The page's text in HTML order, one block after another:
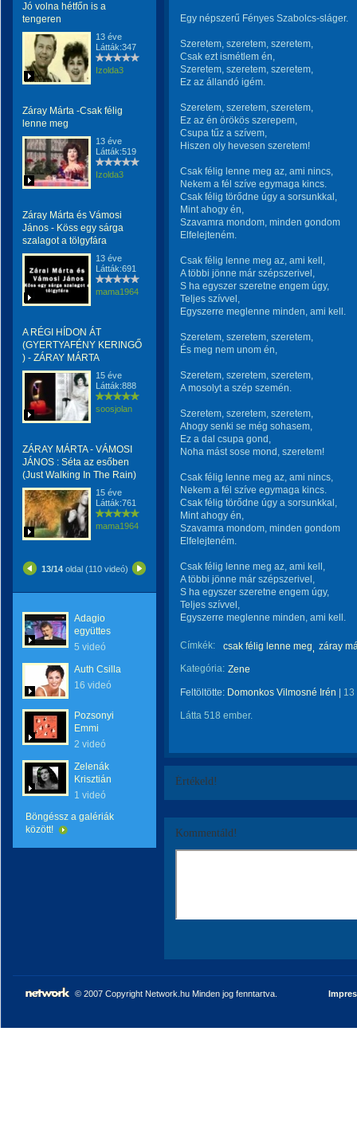
Jó volna hétfőn is a
tengeren
13 éve
Látták:347
Izolda3
Záray Márta -Csak félig
lenne meg
13 éve
Látták:519
Izolda3
Záray Márta és Vámosi
János - Köss egy sárga
szalagot a tölgyfára
13 éve
Látták:691
mama1964
A RÉGI HÍDON ÁT
(GYERTYAFÉNY KERINGŐ
) - ZÁRAY MÁRTA
15 éve
Látták:888
soosjolan
ZÁRAY MÁRTA - VÁMOSI
JÁNOS : Séta az esőben
(Just Walking In The Rain)
15 éve
Látták:761
mama1964
13/14oldal (110 videó)
Adagio
együttes
5 videó
Auth Csilla
16 videó
Pozsonyi
Emmi
2 videó
Zelenák
Krisztián
1 videó
Böngéssz a galériák
között!
Egy népszerű Fényes Szabolcs-sláger.
Szeretem, szeretem, szeretem,
Csak ezt ismétlem én,
Szeretem, szeretem, szeretem,
Ez az állandó igém.
Szeretem, szeretem, szeretem,
Ez az én örökös szerepem,
Csupa tűz a szívem,
Hiszen oly hevesen szeretem!
Csak félig lenne meg az, ami nincs,
Nekem a fél szíve egymaga kincs.
Csak félig törődne úgy a sorsunkkal,
Mint ahogy én,
Szavamra mondom, minden gondom
Elfelejteném.
Csak félig lenne meg az, ami kell,
A többi jönne már szépszerivel,
S ha egyszer szeretne engem úgy,
Teljes szívvel,
Egyszerre meglenne minden, ami kell.
Szeretem, szeretem, szeretem,
És meg nem unom én,
Szeretem, szeretem, szeretem,
A mosolyt a szép szemén.
Szeretem, szeretem, szeretem,
Ahogy senki se még sohasem,
Ez a dal csupa gond,
Noha mást sose mond, szeretem!
Csak félig lenne meg az, ami nincs,
Nekem a fél szíve egymaga kincs.
Csak félig törődne úgy a sorsunkkal,
Mint ahogy én,
Szavamra mondom, minden gondom
Elfelejteném.
Csak félig lenne meg az, ami kell,
A többi jönne már szépszerivel,
S ha egyszer szeretne engem úgy,
Teljes szívvel,
Egyszerre meglenne minden, ami kell.
Címkék: csak félig lenne meg
záray
Kategória: Zene
Feltöltötte: Domonkos Vilmosné Irén 13
Látta 518 ember.
Értékeld!
Kommentáld!
© 2007 Copyright Network.hu Minden jog fenntartva.